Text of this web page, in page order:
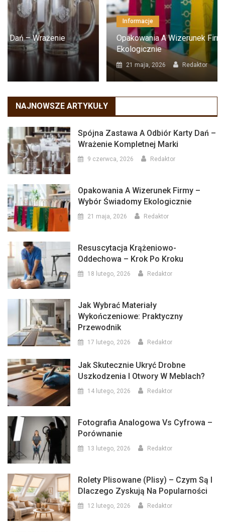
Informacje
Opakowania A Wizerunek Firmy – Wybór Świadomy
Ekologicznie
Redaktor
NAJNOWSZE ARTYKUŁY
Spójna Zastawa A Odbiór Karty Dań –
Wrażenie Kompletnej Marki
9 czerwca, 2026 Redaktor
Opakowania A Wizerunek Firmy –
Wybór Świadomy Ekologicznie
21 maja, 2026 Redaktor
Resuscytacja Krążeniowo-
Oddechowa – Krok Po Kroku
18 lutego, 2026 Redaktor
Jak Wybrać Materiały
Wykończeniowe: Praktyczny
Przewodnik
17 lutego, 2026 Redaktor
Jak Skutecznie Ukryć Drobne
Uszkodzenia I Otwory W Meblach?
14 lutego, 2026 Redaktor
Fotografia Analogowa Vs Cyfrowa –
Porównanie
13 lutego, 2026 Redaktor
Rolety Plisowane (plisy) – Czym Są I
Dlaczego Zyskują Na Popularności
12 lutego, 2026 Redaktor